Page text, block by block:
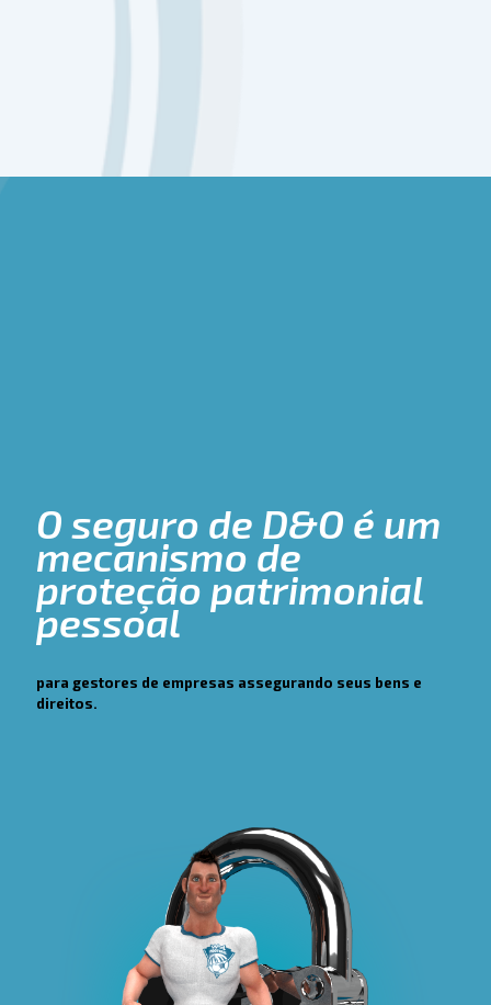
O seguro de D&O é um
mecanismo de
proteção patrimonial
pessoal
para gestores de empresas assegurando seus bens e
direitos.